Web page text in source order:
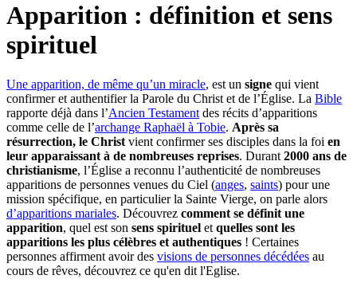
Apparition : définition et sens
spirituel
Une apparition, de même qu’un miracle, est un signe qui vient
confirmer et authentifier la Parole du Christ et de l’Église. La Bible
rapporte déjà dans l’Ancien Testament des récits d’apparitions
comme celle de l’archange Raphaël à Tobie. Après sa
résurrection, le Christ vient confirmer ses disciples dans la foi en
leur apparaissant à de nombreuses reprises. Durant 2000 ans de
christianisme, l’Église a reconnu l’authenticité de nombreuses
apparitions de personnes venues du Ciel (anges, saints) pour une
mission spécifique, en particulier la Sainte Vierge, on parle alors
d’apparitions mariales. Découvrez comment se définit une
apparition, quel est son sens spirituel et quelles sont les
apparitions les plus célèbres et authentiques ! Certaines
personnes affirment avoir des visions de personnes décédées au
cours de rêves, découvrez ce qu'en dit l'Eglise.